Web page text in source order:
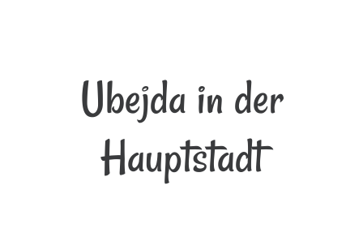
Ubejda in der
Hauptstadt